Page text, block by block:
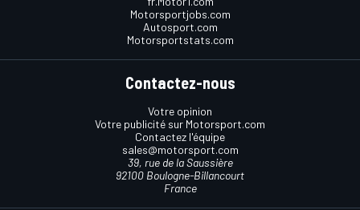
Motorsportjobs.com
Autosport.com
Motorsportstats.com
Contactez-nous
Votre opinion
Votre publicité sur Motorsport.com
Contactez l'équipe
sales@motorsport.com
39, rue de la Saussière
92100 Boulogne-Billancourt
France